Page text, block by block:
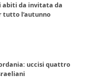
abiti da invitata da
tutto l’autunno
uccisi quattro